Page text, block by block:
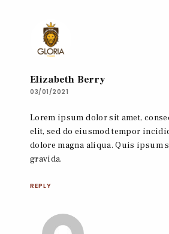
Elizabeth Berry
03/01/2021
Lorem ipsum dolor sit amet,
elit, sed do eiusmod tempor
dolore magna aliqua. Quis ipsum
gravida.
REPLY